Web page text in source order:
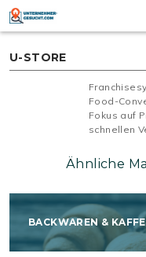
Skip
content
U-STORE
Food-
Fokus auf
schnellen
Ähnliche
BACKWAREN &